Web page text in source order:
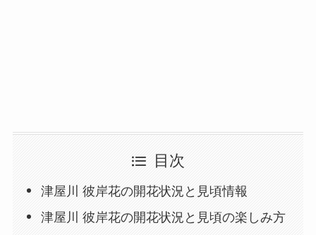
目次
津屋川 彼岸花の開花状況と見頃情報
津屋川 彼岸花の開花状況と見頃の楽しみ方